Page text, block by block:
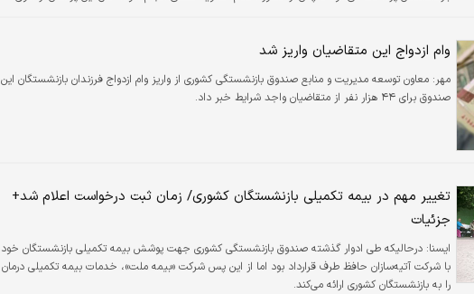
وام ازدواج این متقاضیان واریز شد
مهر: معاون توسعه مدیریت و منابع صندوق بازنشستگی کشوری از واریز وام ازدواج فرزندان بازنشستگان این
صندوق برای ۴۴ هزار نفر از متقاضیان واجد شرایط خبر داد.
تغییر مهم در بیمه‌ تکمیلی بازنشستگان کشوری/ زمان ثبت درخواست اعلام شد+
جزئیات
ايسنا: درحالیکه طی ادوار گذشته صندوق بازنشستگی کشوری جهت پوشش بیمه تکمیلی بازنشستگان خود
با شرکت آتیه‌سازان حافظ طرف قرارداد بود اما از این پس شرکت «بیمه ملت»، خدمات بیمه تکمیلی درمان
را به بازنشستگان کشوری ارائه می‌کند.